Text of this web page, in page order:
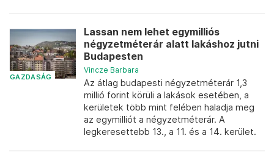
GAZDASÁG
Lassan nem lehet egymilliós
négyzetméterár alatt lakáshoz jutni
Budapesten
Vincze Barbara
Az átlag budapesti négyzetméterár 1,3
millió forint körüli a lakások esetében, a
kerületek több mint felében haladja meg
az egymilliót a négyzetméterár. A
legkeresettebb 13., a 11. és a 14. kerület.